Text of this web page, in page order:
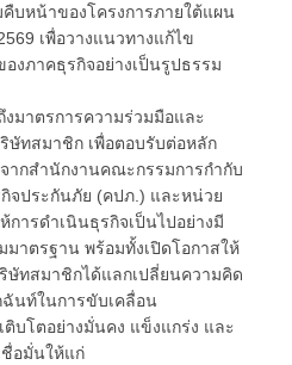
บหน้าของโครงการภายใต้แผน
เพื่อวางแนวทางแก้ไข
งภาคธุรกิจอย่างเป็นรูปธรรม
มาตรการความร่วมมือและ
ษัทสมาชิก เพื่อตอบรับต่อหลัก
ากสำนักงานคณะกรรมการกำกับ
จประกันภัย (คปภ.) และหน่วย
การดำเนินธุรกิจเป็นไปอย่างมี
าตรฐาน พร้อมทั้งเปิดโอกาสให้
ษัทสมาชิกได้แลกเปลี่ยนความคิด
ฉันท์ในการขับเคลื่อน
บโตอย่างมั่นคง แข็งแกร่ง และ
ชื่อมั่นให้แก่